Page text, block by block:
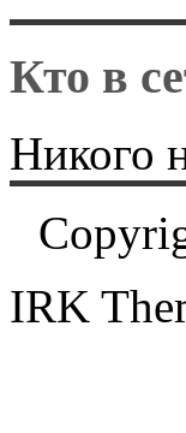
Кто в
Никого
IRK